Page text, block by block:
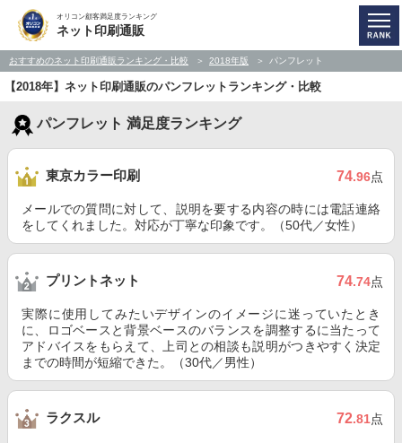
オリコン顧客満足度ランキング
ネット印刷通販
おすすめのネット印刷通販ランキング・比較 2018年版 パンフレット
【2018年】ネット印刷通販のパンフレットランキング・比較
パンフレット 満足度ランキング
東京カラー印刷 74.96点
メールでの質問に対して、説明を要する内容の時には電話連絡
をしてくれました。対応が丁寧な印象です。（50代／女性）
プリントネット 74.74点
実際に使用してみたいデザインのイメージに迷っていたとき
に、ロゴベースと背景ベースのバランスを調整するに当たって
アドバイスをもらえて、上司との相談も説明がつきやすく決定
までの時間が短縮できた。（30代／男性）
ラクスル 72.81点